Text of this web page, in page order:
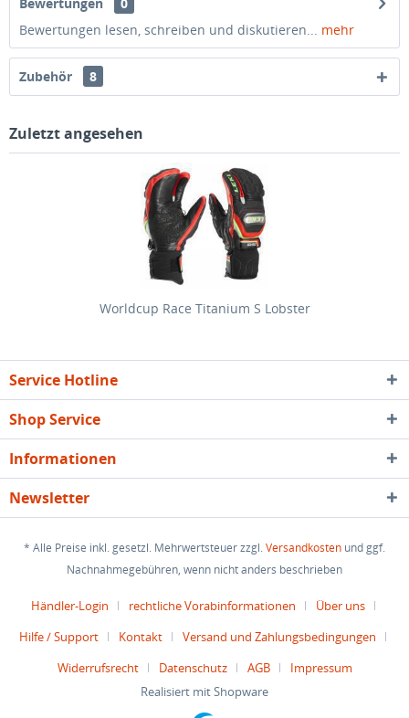
Bewertungen lesen, schreiben und diskutieren... mehr
Zubehör 8
Zuletzt angesehen
Worldcup Race Titanium S Lobster
Service Hotline
Shop Service
Informationen
Newsletter
* Alle Preise inkl. gesetzl. Mehrwertsteuer zzgl.Versandkosten und ggf.
Nachnahmegebühren, wenn nicht anders beschrieben
Händler-Login rechtliche Vorabinformationen
Über uns
Hilfe / Support
Kontakt
Versand und Zahlungsbedingungen
Widerrufsrecht
Datenschutz AGB
Impressum
Realisiert mit Shopware